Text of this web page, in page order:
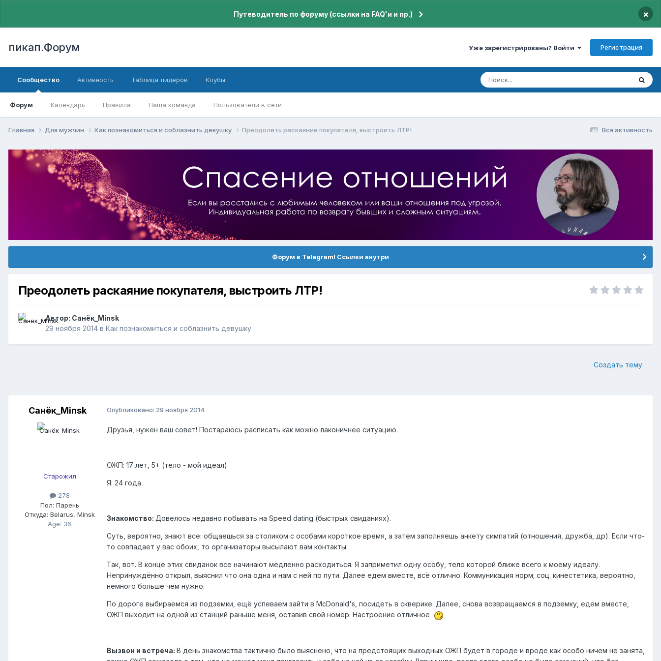
Путеводитель по форуму (ссылки на FAQ'и и пр.) ×
пикап.Форум Уже зарегистрированы? Войти Регистрация
Сообщество
Форум Календарь Правила Наша команда Пользователи в сети
Активность Таблица лидеров Клубы
Вся активность
Главная Для мужчин Как познакомиться и соблазнить девушку Преодолеть раскаяние покупателя, выстроить ЛТР!
Форум в Telegram! Ссылки внутри
Преодолеть раскаяние покупателя, выстроить ЛТР!
Автор: Санёк_Minsk
29 ноября 2014 в Как познакомиться и соблазнить девушку
Создать тему
Санёк_Minsk
Старожил
278
Пол: Парень
Откуда: Belarus, Minsk
Age: 36
Опубликовано: 29 ноября 2014
Друзья, нужен ваш совет! Постараюсь расписать как можно лаконичнее ситуацию.
ОЖП: 17 лет, 5+ (тело - мой идеал)
Я: 24 года
Знакомство: Довелось недавно побывать на Speed dating (быстрых свиданиях).
Суть, вероятно, знают все: общаешься за столиком с особами короткое время, а затем заполняешь анкету симпатий (отношения, дружба, др). Если что-
то совпадает у вас обоих, то организаторы высылают вам контакты.
Так, вот. В конце этих свиданок все начинают медленно расходиться. Я заприметил одну особу, тело которой ближе всего к моему идеалу.
Непринуждённо открыл, выяснил что она одна и нам с ней по пути. Далее едем вместе, всё отлично. Коммуникация норм; соц. кинестетика, вероятно,
немного больше чем нужно.
По дороге выбираемся из подземки, ещё успеваем зайти в McDonald's, посидеть в скверике. Далее, снова возвращаемся в подземку, едем вместе,
ОЖП выходит на одной из станций раньше меня, оставив свой номер. Настроение отличное
Вызвон и встреча: В день знакомства тактично было выяснено, что на предстоящих выходных ОЖП будет в городе и вроде как особо ничем не занята,